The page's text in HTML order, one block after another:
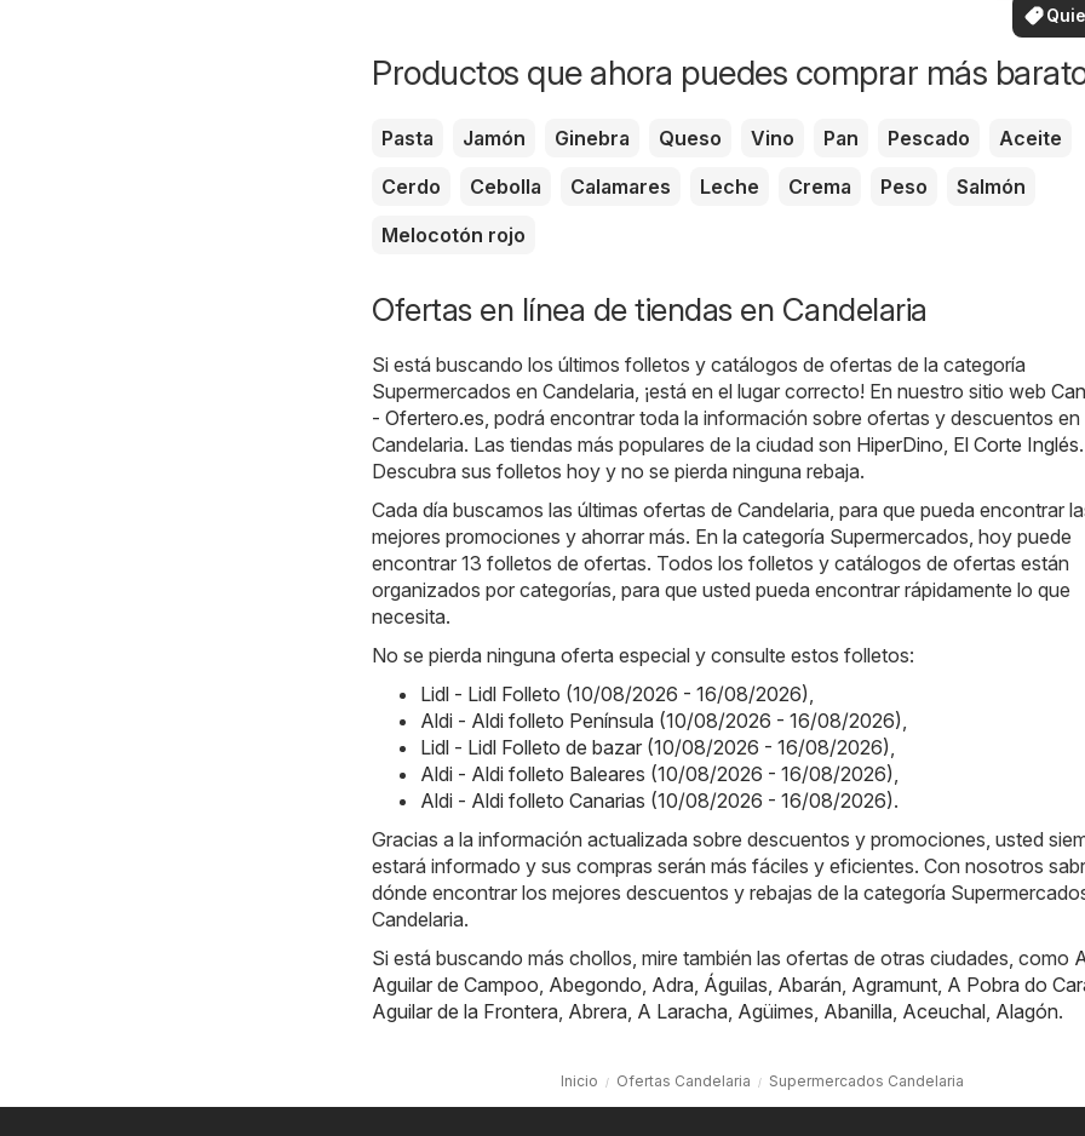
¡Vea
ofertas
ver
Productos que ahora puedes comprar más
Pasta Jamón Ginebra Queso Vino Pan Pescado
Aceite
Cerdo
Cebolla Calamares Leche Crema Peso
Salmón
Melocotón rojo
Ofertas en línea de tiendas en Candelaria
Si está buscando los últimos folletos y catálogos de ofertas de la categoría
Supermercados en Candelaria, ¡está en el lugar correcto! En nuestro sitio web
- Ofertero.es, podrá encontrar toda la información sobre ofertas y descuentos en
Candelaria. Las tiendas más populares de la ciudad son HiperDino, El Corte Inglés.
Descubra sus folletos hoy y no se pierda ninguna rebaja.
Cada día buscamos las últimas ofertas de Candelaria, para que pueda encontrar
mejores promociones y ahorrar más. En la categoría Supermercados, hoy puede
encontrar 13 folletos de ofertas. Todos los folletos y catálogos de ofertas están
organizados por categorías, para que usted pueda encontrar rápidamente lo que
necesita.
No se pierda ninguna oferta especial y consulte estos folletos:
Lidl - Lidl Folleto (10/08/2026 - 16/08/2026),
Aldi - Aldi folleto Península (10/08/2026 - 16/08/2026),
Lidl - Lidl Folleto de bazar (10/08/2026 - 16/08/2026),
Aldi - Aldi folleto Baleares (10/08/2026 - 16/08/2026),
Aldi - Aldi folleto Canarias (10/08/2026 - 16/08/2026).
Gracias a la información actualizada sobre descuentos y promociones, usted
estará informado y sus compras serán más fáciles y eficientes. Con nosotros
dónde encontrar los mejores descuentos y rebajas de la categoría
Candelaria.
Si está buscando más chollos, mire también las ofertas de otras ciudades, como
Aguilar de Campoo, Abegondo, Adra, Águilas, Abarán, Agramunt, A Pobra do
Aguilar de la Frontera, Abrera, A Laracha, Agüimes, Abanilla, Aceuchal, Alagón.
Inicio Ofertas Candelaria Supermercados Candelaria